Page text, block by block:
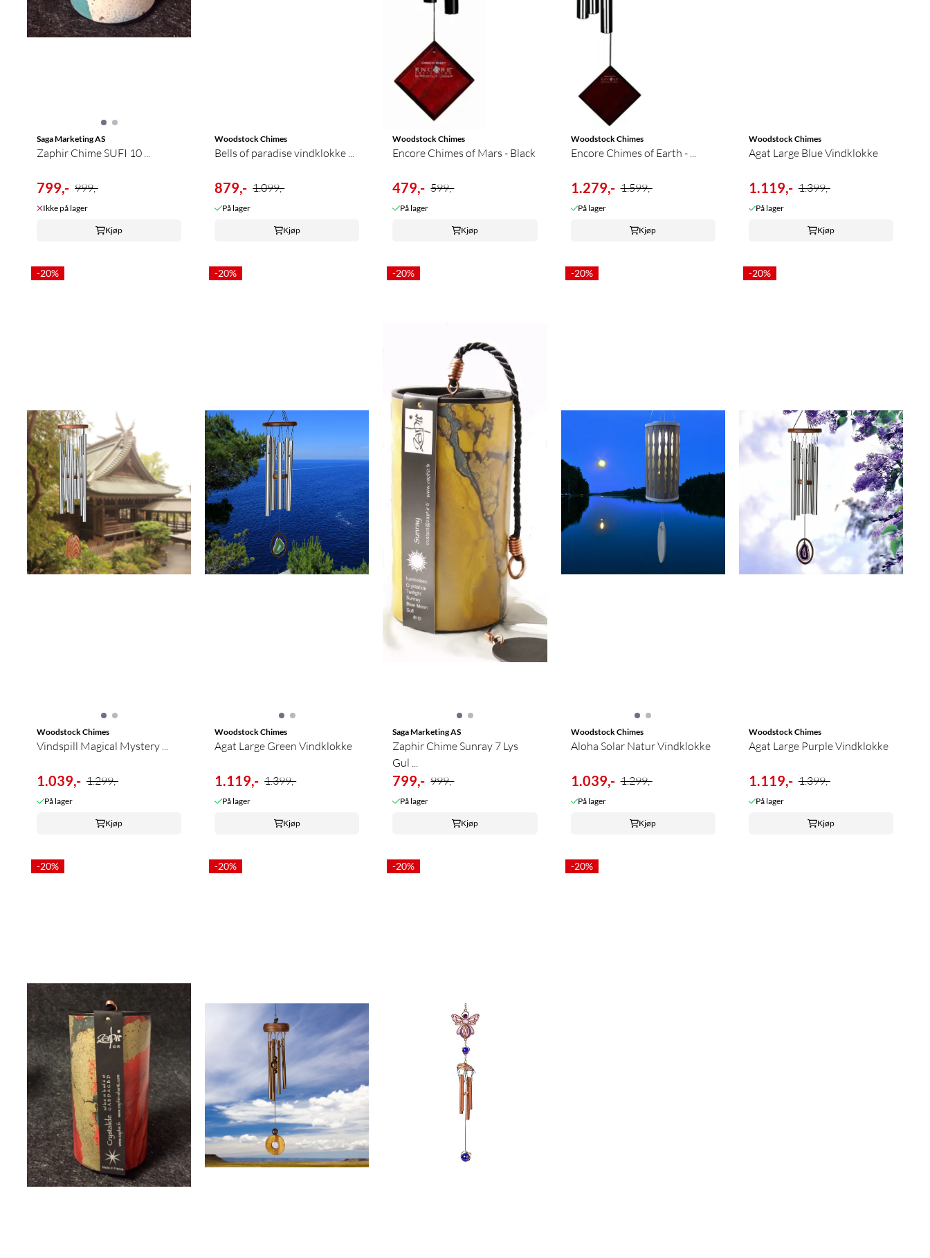
Saga Marketing AS
Zaphir Chime SUFI 10 ...
799,- 999,-
Ikke på lager
Kjøp
Woodstock Chimes
Bells of paradise vindklokke ...
879,- 1.099,-
På lager
Kjøp
Woodstock Chimes
Encore Chimes of Mars - Black
479,- 599,-
På lager
Kjøp
Woodstock Chimes
Encore Chimes of Earth - ...
1.279,- 1.599,-
På lager
Kjøp
Woodstock Chimes
Agat Large Blue Vindklokke
1.119,- 1.399,-
På lager
Kjøp
-20%
Woodstock Chimes
Vindspill Magical Mystery ...
1.039,- 1.299,-
På lager
Kjøp
-20%
Woodstock Chimes
Agat Large Green Vindklokke
1.119,- 1.399,-
På lager
Kjøp
-20%
Saga Marketing AS
Zaphir Chime Sunray 7 Lys
Gul ...
799,- 999,-
På lager
Kjøp
-20%
Woodstock Chimes
Aloha Solar Natur Vindklokke
1.039,- 1.299,-
På lager
Kjøp
-20%
Woodstock Chimes
Agat Large Purple Vindklokke
1.119,- 1.399,-
På lager
Kjøp
-20% -20% -20% -20%